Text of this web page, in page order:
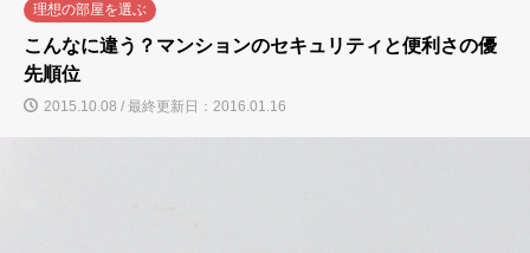
理想の部屋を選ぶ
こんなに違う？マンションのセキュリティと便利さの優
先順位
2015.10.08 / 最終更新日：2016.01.16